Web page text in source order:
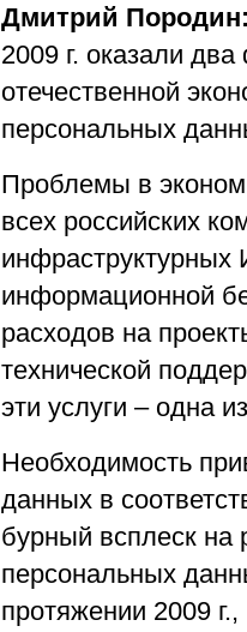
Дмитрий
2009 г. оказали
отечественной
персональных
Проблемы в
всех российских
инфраструктурных
информационной
расходов на
технической
эти услуги – одна
Необходимость
данных в
бурный всплеск на
персональных
протяжении 2009